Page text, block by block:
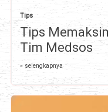
Tips
Tips
Tim Medsos
» selengkapnya